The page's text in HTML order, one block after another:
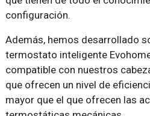
configuración.
Además, hemos desarrollado
termostato inteligente
compatible con nuestros
que ofrecen un nivel de
mayor que el que ofrecen las